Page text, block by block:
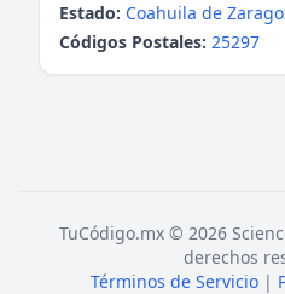
Estado: Coahuila de
Códigos Postales: 25297
TuCódigo.mx © 2026
derechos
Términos de Servicio |